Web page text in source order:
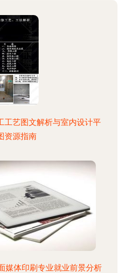
工艺图文解析与室内设计平
资源指南
媒体印刷专业就业前景分析